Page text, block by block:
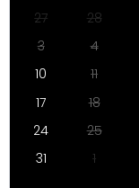
27
28
3
4
10
11
17
18
24
25
31
1